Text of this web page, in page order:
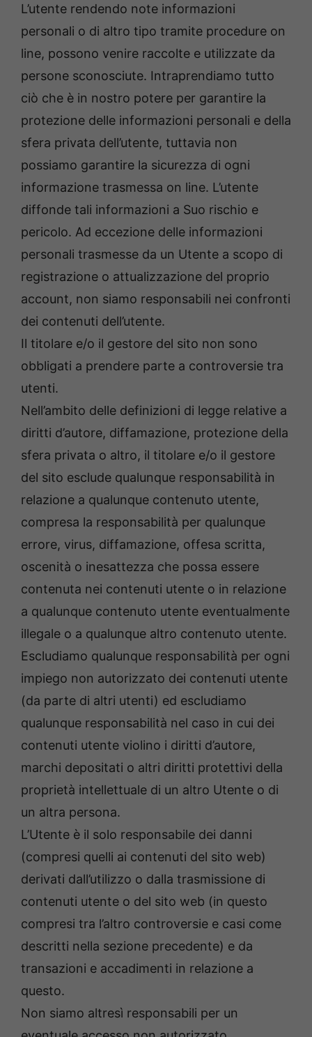
L’utente rendendo note informazioni
personali o di altro tipo tramite procedure on
line, possono venire raccolte e utilizzate da
persone sconosciute. Intraprendiamo tutto
ciò che è in nostro potere per garantire la
protezione delle informazioni personali e della
sfera privata dell’utente, tuttavia non
possiamo garantire la sicurezza di ogni
informazione trasmessa on line. L’utente
diffonde tali informazioni a Suo rischio e
pericolo. Ad eccezione delle informazioni
personali trasmesse da un Utente a scopo di
registrazione o attualizzazione del proprio
account, non siamo responsabili nei confronti
dei contenuti dell’utente.
Il titolare e/o il gestore del sito non sono
obbligati a prendere parte a controversie tra
utenti.
Nell’ambito delle definizioni di legge relative a
diritti d’autore, diffamazione, protezione della
sfera privata o altro, il titolare e/o il gestore
del sito esclude qualunque responsabilità in
relazione a qualunque contenuto utente,
compresa la responsabilità per qualunque
errore, virus, diffamazione, offesa scritta,
oscenità o inesattezza che possa essere
contenuta nei contenuti utente o in relazione
a qualunque contenuto utente eventualmente
illegale o a qualunque altro contenuto utente.
Escludiamo qualunque responsabilità per ogni
impiego non autorizzato dei contenuti utente
(da parte di altri utenti) ed escludiamo
qualunque responsabilità nel caso in cui dei
contenuti utente violino i diritti d’autore,
marchi depositati o altri diritti protettivi della
proprietà intellettuale di un altro Utente o di
un altra persona.
L’Utente è il solo responsabile dei danni
(compresi quelli ai contenuti del sito web)
derivati dall’utilizzo o dalla trasmissione di
contenuti utente o del sito web (in questo
compresi tra l’altro controversie e casi come
descritti nella sezione precedente) e da
transazioni e accadimenti in relazione a
questo.
Non siamo altresì responsabili per un